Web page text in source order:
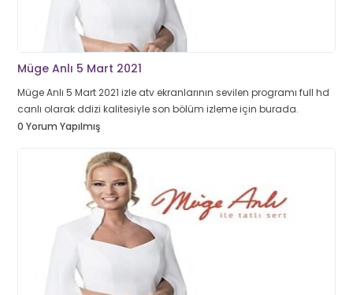
Müge Anlı 5 Mart 2021
Müge Anlı 5 Mart 2021 izle atv ekranlarının sevilen programı full hd
canlı olarak ddizi kalitesiyle son bölüm izleme için burada.
0 Yorum Yapılmış